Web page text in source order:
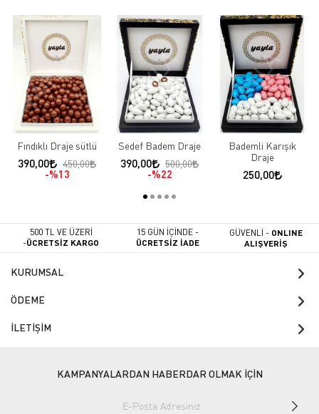
Fındıklı Draje sütlü
390,00
450,00
%13
Sedef Badem Draje
390,00
500,00
%22
Bademli Karışık
Draje
250,00
500 TL VE ÜZERİ
-ÜCRETSİZ KARGO
15 GÜN İÇİNDE -
ÜCRETSİZ İADE
GÜVENLİ - ONLINE
ALIŞVERİŞ
KURUMSAL
ÖDEME
İLETİŞİM
KAMPANYALARDAN HABERDAR OLMAK İÇİN